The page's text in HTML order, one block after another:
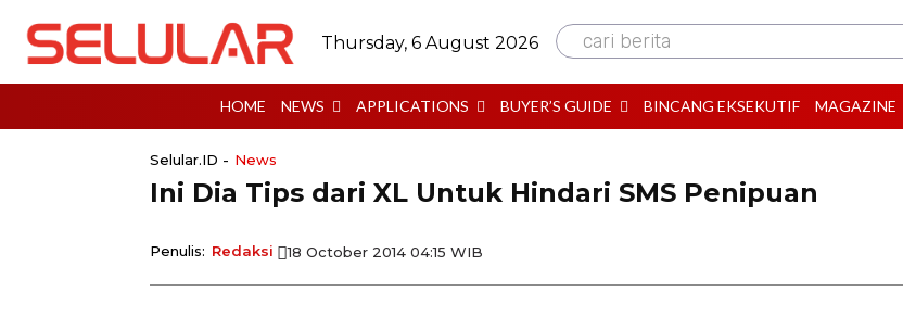
Thursday, 6 August 2026 cari berita
HOME NEWS APPLICATIONS BUYER’S GUIDE BINCANG EKSEKUTIF MAGAZINE
Selular.ID - News
Ini Dia Tips dari XL Untuk Hindari SMS Penipuan
Penulis: Redaksi 18 October 2014 04:15 WIB